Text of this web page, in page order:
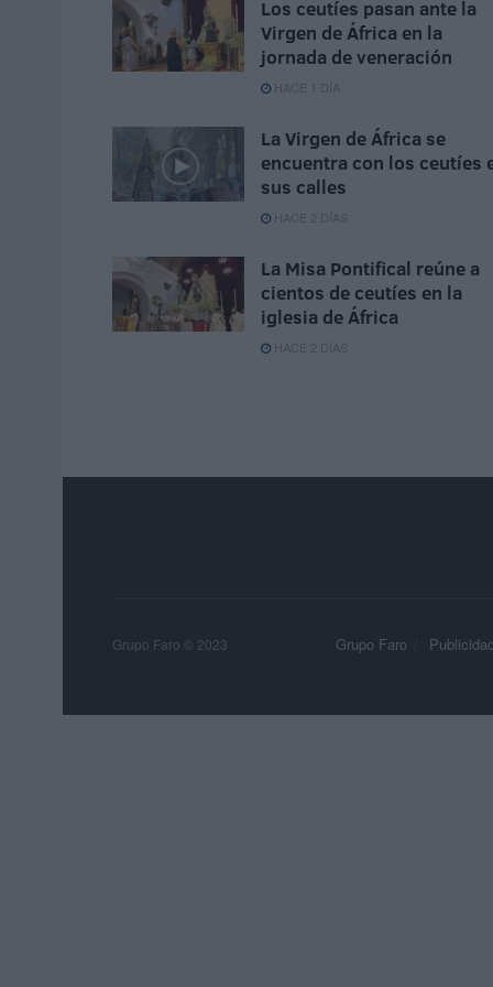
Los ceutíes pasan ante la
Virgen de África en la
jornada de veneración
HACE 1 DÍA
La Virgen de África se
encuentra con los ceutíes
sus calles
HACE 2 DÍAS
La Misa Pontifical reúne a
cientos de ceutíes en la
iglesia de África
HACE 2 DÍAS
Grupo Faro Publicidad
Grupo Faro © 2023